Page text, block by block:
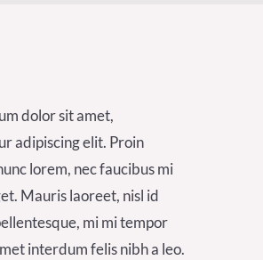
dolor sit amet,
adipiscing elit. Proin
lorem, nec faucibus mi
Mauris laoreet, nisl id
mi mi tempor
interdum felis nibh a leo.